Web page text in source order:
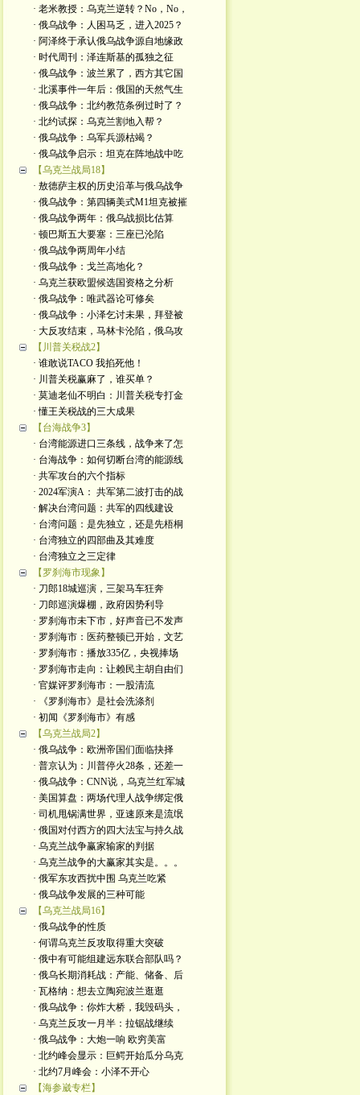
· 老米教授：乌克兰逆转？No，No，
· 俄乌战争：人困马乏，进入2025？
· 阿泽终于承认俄乌战争源自地缘政
· 时代周刊：泽连斯基的孤独之征
· 俄乌战争：波兰累了，西方其它国
· 北溪事件一年后：俄国的天然气生
· 俄乌战争：北约教范条例过时了？
· 北约试探：乌克兰割地入帮？
· 俄乌战争：乌军兵源枯竭？
· 俄乌战争启示：坦克在阵地战中吃
【乌克兰战局18】
· 敖德萨主权的历史沿革与俄乌战争
· 俄乌战争：第四辆美式M1坦克被摧
· 俄乌战争两年：俄乌战损比估算
· 顿巴斯五大要塞：三座已沦陷
· 俄乌战争两周年小结
· 俄乌战争：戈兰高地化？
· 乌克兰获欧盟候选国资格之分析
· 俄乌战争：唯武器论可修矣
· 俄乌战争：小泽乞讨未果，拜登被
· 大反攻结束，马林卡沦陷，俄乌攻
【川普关税战2】
· 谁敢说TACO 我掐死他！
· 川普关税赢麻了，谁买单？
· 莫迪老仙不明白：川普关税专打金
· 懂王关税战的三大成果
【台海战争3】
· 台湾能源进口三条线，战争来了怎
· 台海战争：如何切断台湾的能源线
· 共军攻台的六个指标
· 2024军演A： 共军第二波打击的战
· 解决台湾问题：共军的四线建设
· 台湾问题：是先独立，还是先梧桐
· 台湾独立的四部曲及其难度
· 台湾独立之三定律
【罗刹海市现象】
· 刀郎18城巡演，三架马车狂奔
· 刀郎巡演爆棚，政府因势利导
· 罗刹海市未下市，好声音已不发声
· 罗刹海市：医药整顿已开始，文艺
· 罗刹海市：播放335亿，央视捧场
· 罗刹海市走向：让赖民主胡自由们
· 官媒评罗刹海市：一股清流
· 《罗刹海市》是社会洗涤剂
· 初闻《罗刹海市》有感
【乌克兰战局2】
· 俄乌战争：欧洲帝国们面临抉择
· 普京认为：川普停火28条，还差一
· 俄乌战争：CNN说，乌克兰红军城
· 美国算盘：两场代理人战争绑定俄
· 司机甩锅满世界，亚速原来是流氓
· 俄国对付西方的四大法宝与持久战
· 乌克兰战争赢家输家的判据
· 乌克兰战争的大赢家其实是。。。
· 俄军东攻西扰中围 乌克兰吃紧
· 俄乌战争发展的三种可能
【乌克兰战局16】
· 俄乌战争的性质
· 何谓乌克兰反攻取得重大突破
· 俄中有可能组建远东联合部队吗？
· 俄乌长期消耗战：产能、储备、后
· 瓦格纳：想去立陶宛波兰逛逛
· 俄乌战争：你炸大桥，我毁码头，
· 乌克兰反攻一月半：拉锯战继续
· 俄乌战争：大炮一响 欧穷美富
· 北约峰会显示：巨鳄开始瓜分乌克
· 北约7月峰会：小泽不开心
【海参崴专栏】